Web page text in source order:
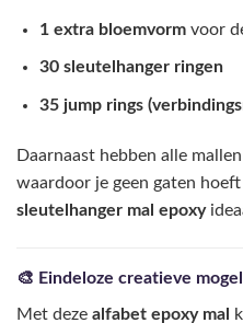
1 extra bloemvormvoor
30 sleutelhanger ringen
35 jump rings
Daarnaast hebben alle mallen
waardoor je geen gaten
sleutelhanger mal epoxy
🎨 Eindeloze creatieve
Met deze alfabet epoxy mal